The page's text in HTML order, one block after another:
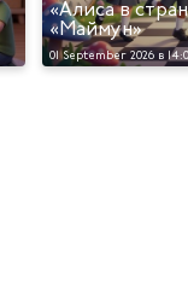
«Алиса в
«Маймун»
01 September 2026 в